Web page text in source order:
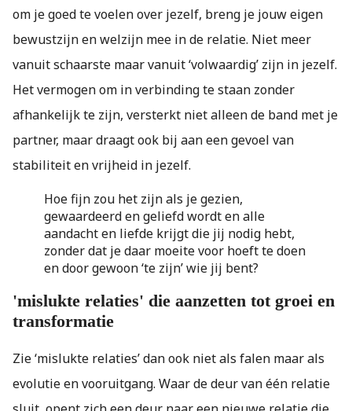
om je goed te voelen over jezelf, breng je jouw eigen
bewustzijn en welzijn mee in de relatie. Niet meer
vanuit schaarste maar vanuit ‘volwaardig’ zijn in jezelf.
Het vermogen om in verbinding te staan zonder
afhankelijk te zijn, versterkt niet alleen de band met je
partner, maar draagt ook bij aan een gevoel van
stabiliteit en vrijheid in jezelf.
Hoe fijn zou het zijn als je gezien,
gewaardeerd en geliefd wordt en alle
aandacht en liefde krijgt die jij nodig hebt,
zonder dat je daar moeite voor hoeft te doen
en door gewoon ‘te zijn’ wie jij bent?
'mislukte relaties' die aanzetten tot groei en
transformatie
Zie ‘mislukte relaties’ dan ook niet als falen maar als
evolutie en vooruitgang. Waar de deur van één relatie